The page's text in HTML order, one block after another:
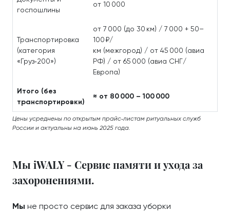
госпошлины
от 10 000
Транспортировка
(категория
«Груз‑200»)
от 7 000 (до 30 км) / 7 000 + 50–
100 ₽/
км (межгород) / от 45 000 (авиа
РФ) / от 65 000 (авиа СНГ/
Европа)
Итого (без
транспортировки)
≈ от 80 000 – 100 000
Цены усреднены по открытым прайс‑листам ритуальных служб
России и актуальны на июнь 2025 года.
Мы iWALY - Сервис памяти и ухода за
захоронениями.
Мы не просто сервис для заказа уборки